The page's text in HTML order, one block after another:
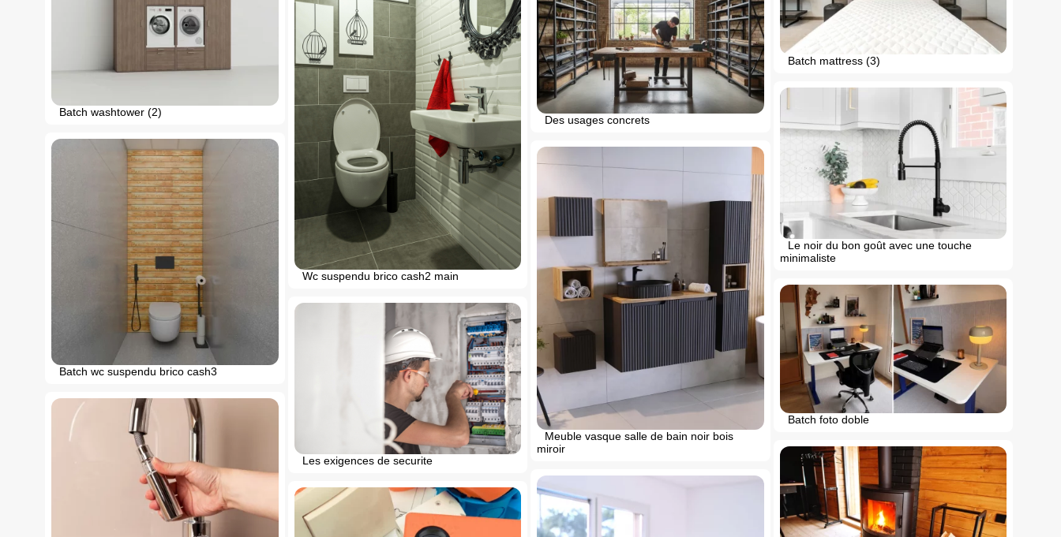
Batch mattress (3)
Wc suspendu brico cash2 main
Batch washtower (2)
Des usages concrets
Le noir du bon goût avec une touche
minimaliste
Batch wc suspendu brico cash3
Meuble vasque salle de bain noir bois
miroir
Batch foto doble
Les exigences de securite